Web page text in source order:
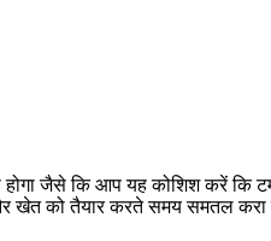
जैसे कि आप यह कोशिश करें कि
को तैयार करते समय समतल करा